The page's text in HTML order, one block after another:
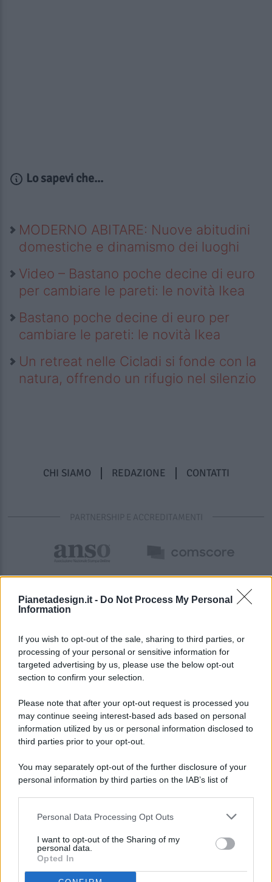
Pianetadesign.it - Do Not Process My Personal
Information
If you wish to opt-out of the sale, sharing to third parties, or
processing of your personal or sensitive information for
targeted advertising by us, please use the below opt-out
section to confirm your selection.
Please note that after your opt-out request is processed you
may continue seeing interest-based ads based on personal
information utilized by us or personal information disclosed to
third parties prior to your opt-out.
You may separately opt-out of the further disclosure of your
personal information by third parties on the IAB’s list of
This information may also be disclosed by us to third parties
disclose it to other third parties.
Personal Data Processing Opt Outs
I want to opt-out of the Sharing of my
personal data.
Opted In
Lo sapevi che...
MODERNO ABITARE: Nuove abitudini
domestiche e dinamismo dei luoghi
Video – Bastano poche decine di euro
per cambiare le pareti: le novità Ikea
Bastano poche decine di euro per
cambiare le pareti: le novità Ikea
Un retreat nelle Cicladi si fonde con la
natura, offrendo un rifugio nel silenzio
CHI SIAMO REDAZIONE CONTATTI
PARTNERSHIP E ACCREDITAMENTI
© 2026 - Pianeta Design - P.IVA 04827280654 - Testata
Registrata Al Tribunale Di Nocera Inferiore N. 8/2020 - RG N.
ISCRIZIONE AL ROC N. 35792 – ISCRITTA ALL’ANSO
(ASSOCIAZIONE NAZIONALE STAMPA ONLINE)
PREFERENZE PRIVACY